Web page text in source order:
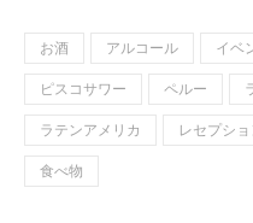
お酒 アルコール イベ
ピスコサワー
ペルー
ラテンアメリカ
レセプシ
食べ物